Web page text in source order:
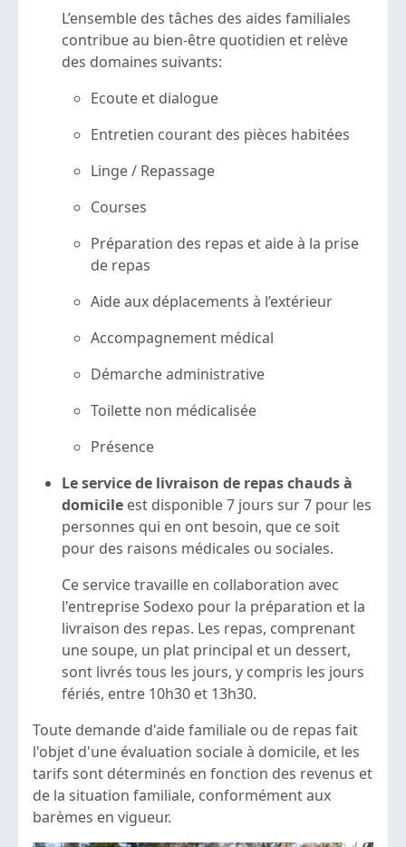
L’ensemble des tâches des aides familiales
contribue au bien-être quotidien et relève
des domaines suivants:
Ecoute et dialogue
Entretien courant des pièces habitées
Linge / Repassage
Courses
Préparation des repas et aide à la prise
de repas
Aide aux déplacements à l’extérieur
Accompagnement médical
Démarche administrative
Toilette non médicalisée
Présence
Le service de livraison de repas chauds à
domicile est disponible 7 jours sur 7 pour les
personnes qui en ont besoin, que ce soit
pour des raisons médicales ou sociales.
Ce service travaille en collaboration avec
l'entreprise Sodexo pour la préparation et la
livraison des repas. Les repas, comprenant
une soupe, un plat principal et un dessert,
sont livrés tous les jours, y compris les jours
fériés, entre 10h30 et 13h30.
Toute demande d'aide familiale ou de repas fait
l'objet d'une évaluation sociale à domicile, et les
tarifs sont déterminés en fonction des revenus et
de la situation familiale, conformément aux
barèmes en vigueur.